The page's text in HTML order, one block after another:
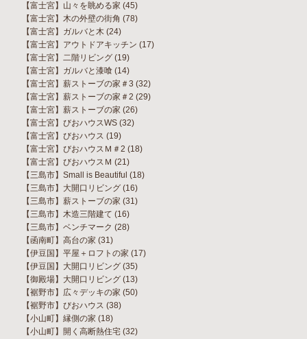
【富士宮】山々を眺める家 (45)
【富士宮】木の外壁の街角 (78)
【富士宮】ガルバと木 (24)
【富士宮】アウトドアキッチン (17)
【富士宮】二階リビング (19)
【富士宮】ガルバと漆喰 (14)
【富士宮】薪ストーブの家＃3 (32)
【富士宮】薪ストーブの家＃2 (29)
【富士宮】薪ストーブの家 (26)
【富士宮】びおハウスWS (32)
【富士宮】びおハウス (19)
【富士宮】びおハウスＭ＃2 (18)
【富士宮】びおハウスＭ (21)
【三島市】Small is Beautiful (18)
【三島市】大開口リビング (16)
【三島市】薪ストーブの家 (31)
【三島市】木造三階建て (16)
【三島市】ベンチマーク (28)
【函南町】高台の家 (31)
【伊豆国】平屋＋ロフトの家 (17)
【伊豆国】大開口リビング (35)
【御殿場】大開口リビング (13)
【裾野市】広々デッキの家 (50)
【裾野市】びおハウス (38)
【小山町】縁側の家 (18)
【小山町】開く高断熱住宅 (32)